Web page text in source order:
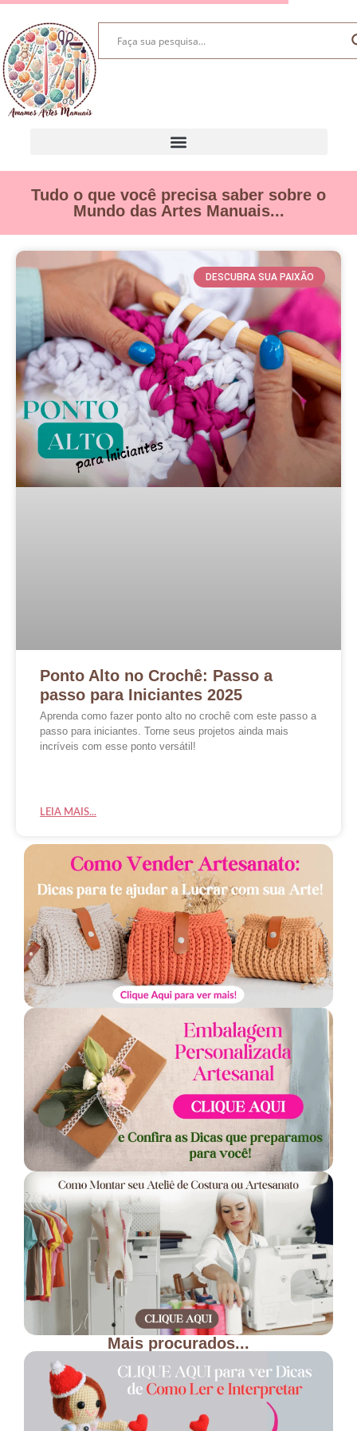
Tudo o que você precisa saber sobre o
Mundo das Artes Manuais...
DESCUBRA SUA PAIXÃO
Ponto Alto no Crochê: Passo a
passo para Iniciantes 2025
Aprenda como fazer ponto alto no crochê com este passo a
passo para iniciantes. Torne seus projetos ainda mais
incríveis com esse ponto versátil!
LEIA MAIS...
Mais procurados...